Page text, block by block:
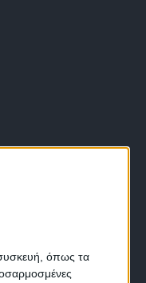
όπως τα